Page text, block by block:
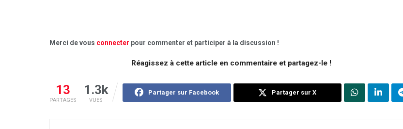
Merci de vous connecter pour commenter et participer à la discussion !
Réagissez à cette article en commentaire et partagez-le !
13
PARTAGES
1.3k
VUES
Partager sur Facebook Partager sur X